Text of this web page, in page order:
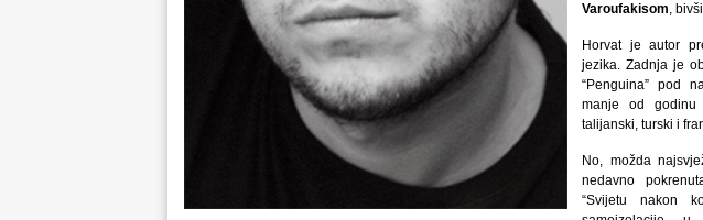
Varoufakisom,
Horvat je autor
jezika. Zadnja je
“Penguina” pod
manje od
talijanski, turski i
No, možda
nedavno
“Svijetu nakon